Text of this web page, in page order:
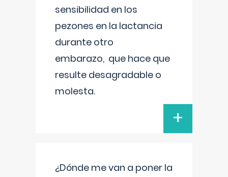
sensibilidad en los
pezones en la lactancia
durante otro
embarazo, que hace que
resulte desagradable o
molesta.
+
¿Dónde me van a poner la